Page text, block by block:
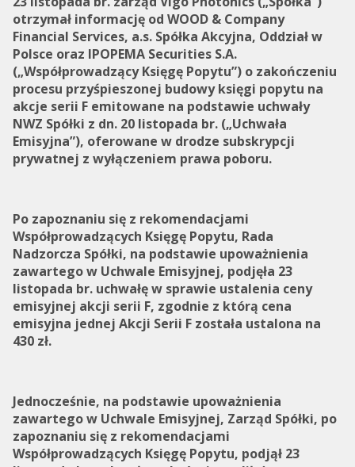
otrzymał informację od WOOD & Company
Financial Services, a.s. Spółka Akcyjna, Oddział w
Polsce oraz IPOPEMA Securities S.A.
(„Współprowadzący Księgę Popytu”) o zakończeniu
procesu przyśpieszonej budowy księgi popytu na
akcje serii F emitowane na podstawie uchwały
NWZ Spółki z dn. 20 listopada br. („Uchwała
Emisyjna”), oferowane w drodze subskrypcji
prywatnej z wyłączeniem prawa poboru.
Po zapoznaniu się z rekomendacjami
Współprowadzących Księgę Popytu, Rada
Nadzorcza Spółki, na podstawie upoważnienia
zawartego w Uchwale Emisyjnej, podjęła 23
listopada br. uchwałę w sprawie ustalenia ceny
emisyjnej akcji serii F, zgodnie z którą cena
emisyjna jednej Akcji Serii F została ustalona na
430 zł.
Jednocześnie, na podstawie upoważnienia
zawartego w Uchwale Emisyjnej, Zarząd Spółki, po
zapoznaniu się z rekomendacjami
Współprowadzących Księgę Popytu, podjął 23